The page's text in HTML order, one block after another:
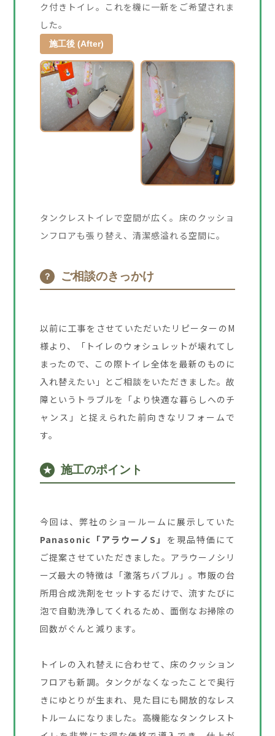
ク付きトイレ。これを機に一新をご希望されま
した。
施工後 (After)
タンクレストイレで空間が広く。床のクッショ
ンフロアも張り替え、清潔感溢れる空間に。
？ ご相談のきっかけ
以前に工事をさせていただいたリピーターのM
様より、「トイレのウォシュレットが壊れてし
まったので、この際トイレ全体を最新のものに
入れ替えたい」とご相談をいただきました。故
障というトラブルを「より快適な暮らしへのチ
ャンス」と捉えられた前向きなリフォームで
す。
★ 施工のポイント
今回は、弊社のショールームに展示していた
Panasonic「アラウーノS」 を現品特価にて
ご提案させていただきました。アラウーノシリ
ーズ最大の特徴は「激落ちバブル」。市販の台
所用合成洗剤をセットするだけで、流すたびに
泡で自動洗浄してくれるため、面倒なお掃除の
回数がぐんと減ります。
トイレの入れ替えに合わせて、床のクッション
フロアも新調。タンクがなくなったことで奥行
きにゆとりが生まれ、見た目にも開放的なレス
トルームになりました。高機能なタンクレスト